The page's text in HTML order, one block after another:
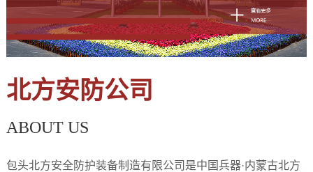
北方安防公司
ABOUT US
包头北方安全防护装备制造有限公司是中国兵器·内蒙古北方